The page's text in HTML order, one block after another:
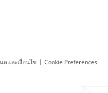
ดและเงื่อนไข | Cookie Preferences